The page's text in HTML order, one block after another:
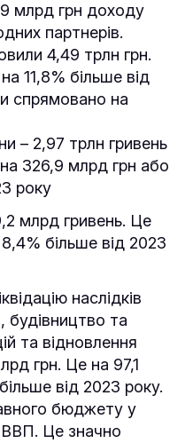
млрд грн доходу
партнерів.
4,49 трлн грн.
11,8% більше від
спрямовано на
– 2,97 трлн гривень
326,9 млрд грн або
року
млрд гривень. Це
більше від 2023
наслідків
, будівництво та
та відновлення
грн. Це на 97,1
від 2023 року.
бюджету у
ВВП. Це значно